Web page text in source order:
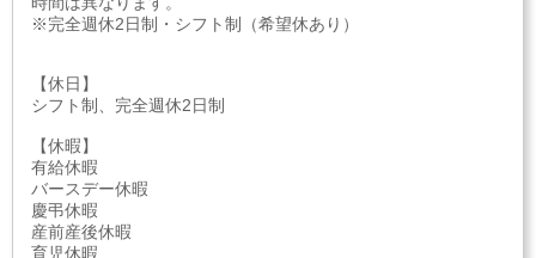
※完全週休2日制・シフト制（希望休あり）
【休日】
シフト制、完全週休2日制
【休暇】
有給休暇
バースデー休暇
慶弔休暇
産前産後休暇
育児休暇